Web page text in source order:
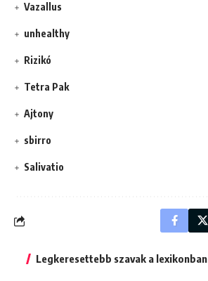
Vazallus
unhealthy
Rizikó
Tetra Pak
Ajtony
sbirro
Salivatio
Legkeresettebb szavak a lexikonban